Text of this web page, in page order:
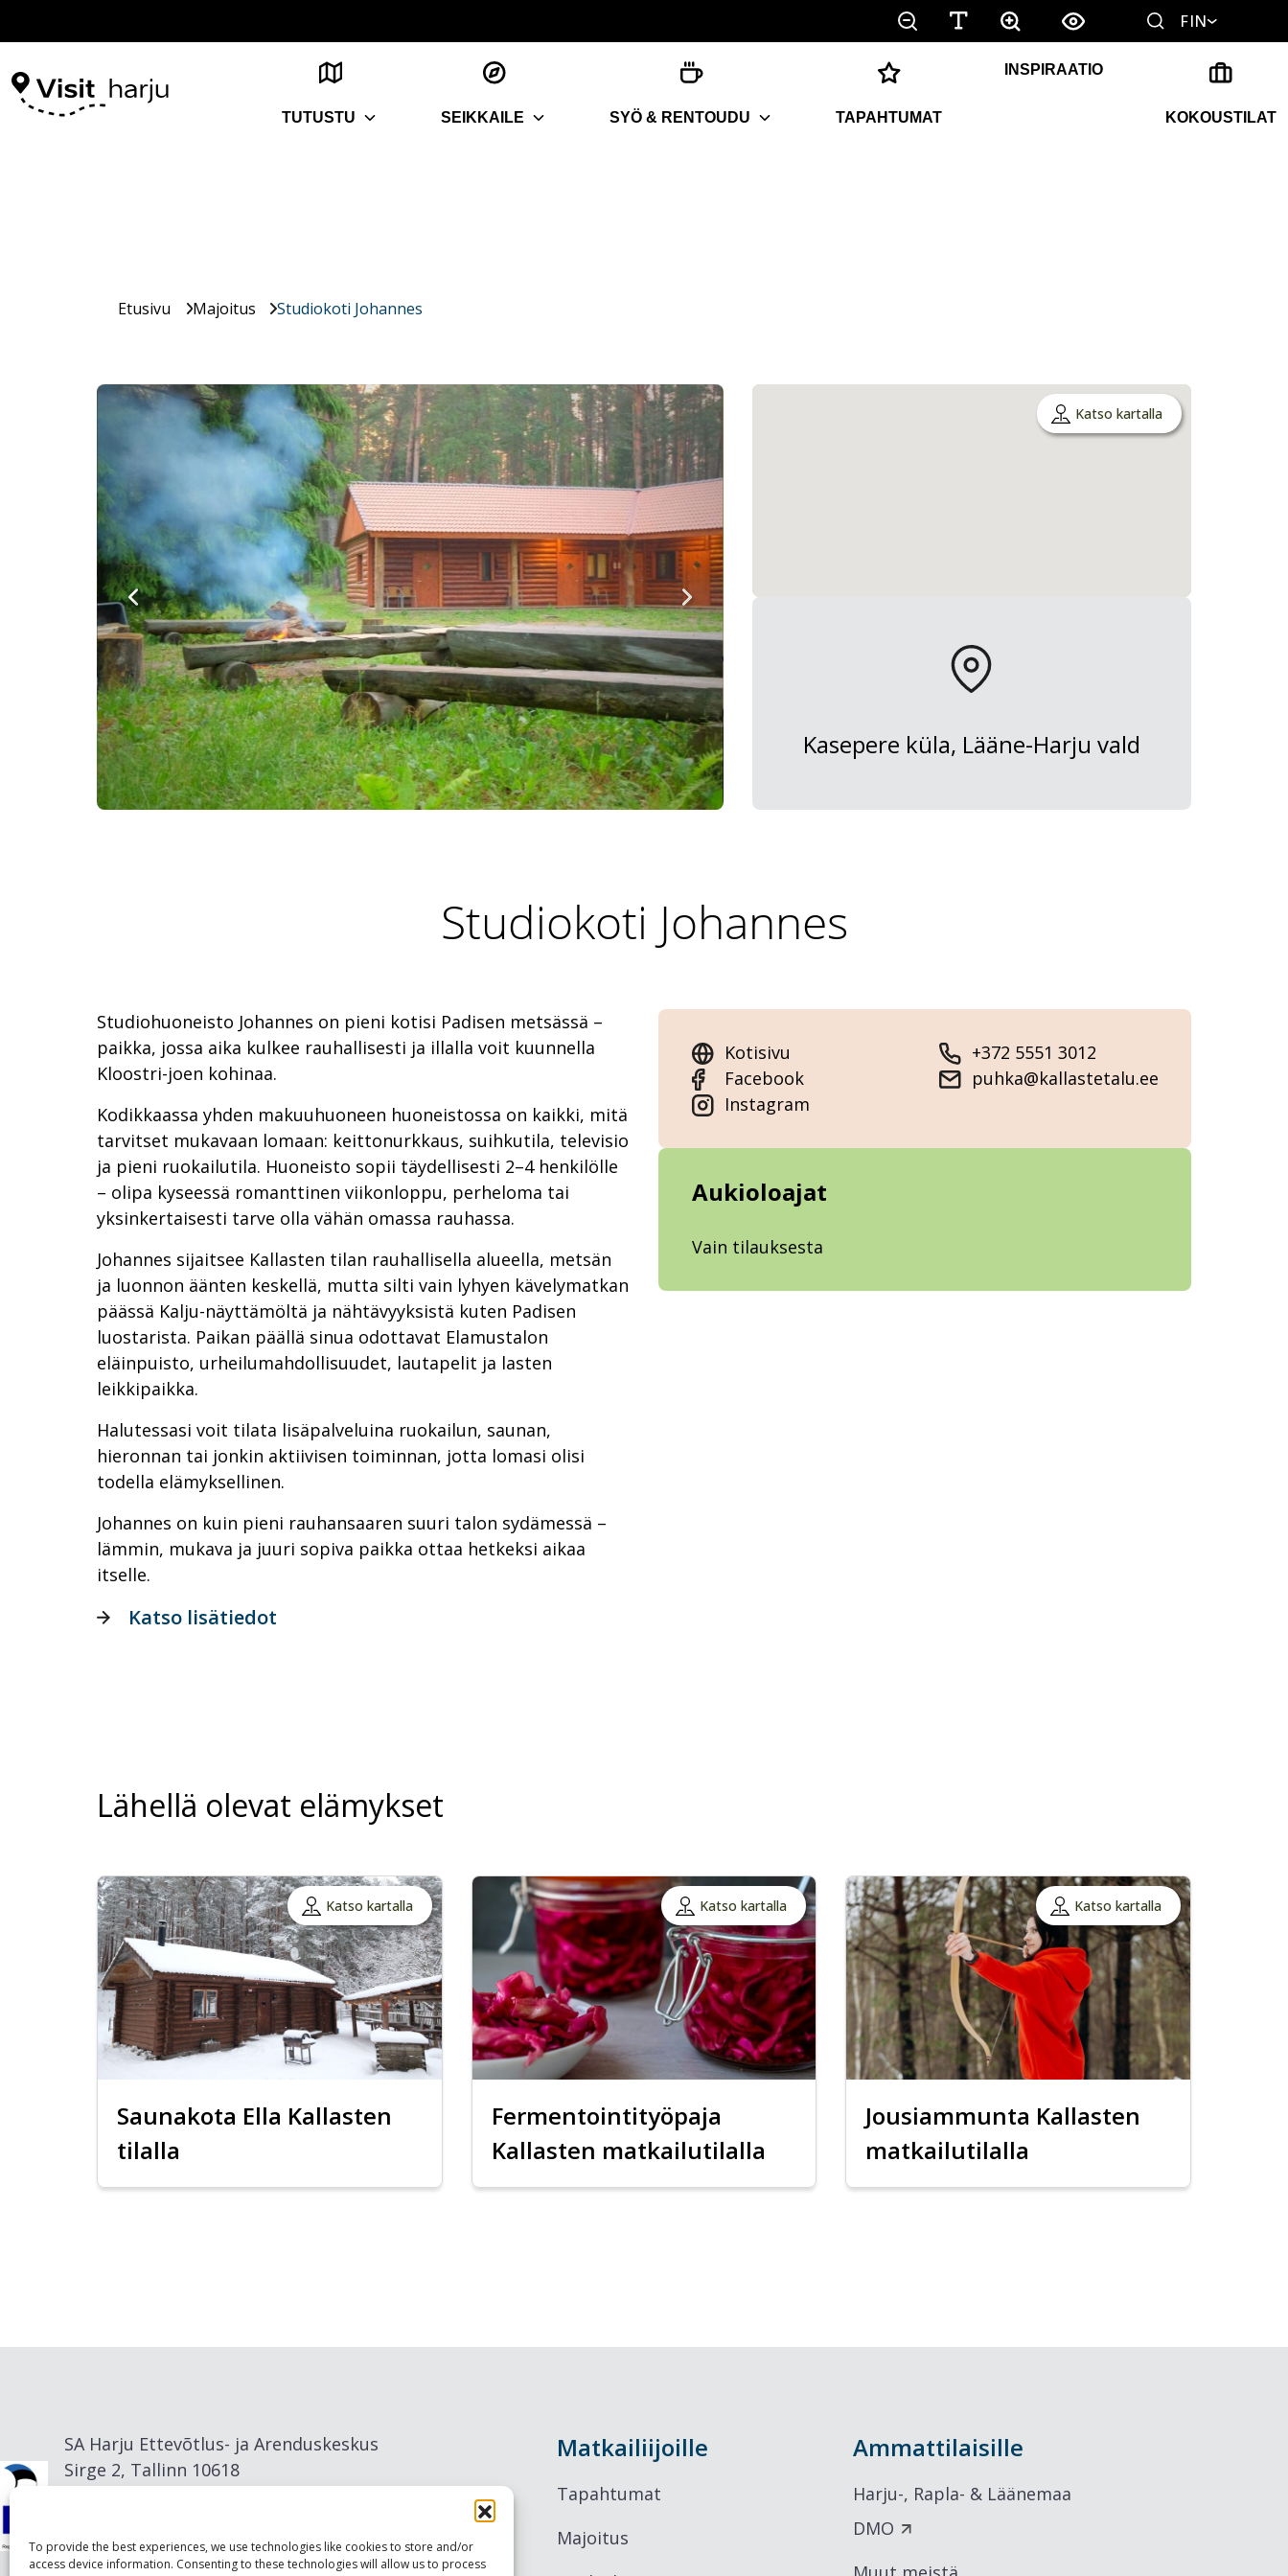
To provide the best experiences, we use technologies like cookies to store and/or
access device information. Consenting to these technologies will allow us to process
FIN
TUTUSTU SEIKKAILE SYÖ & RENTOUDU TAPAHTUMAT
INSPIRAATIO
KOKOUSTILAT
Etusivu Majoitus Studiokoti Johannes
Katso kartalla
Kasepere küla, Lääne-Harju vald
Studiokoti Johannes
Studiohuoneisto Johannes on pieni kotisi Padisen metsässä –
paikka, jossa aika kulkee rauhallisesti ja illalla voit kuunnella
Kloostri-joen kohinaa.
Kodikkaassa yhden makuuhuoneen huoneistossa on kaikki, mitä
tarvitset mukavaan lomaan: keittonurkkaus, suihkutila, televisio
ja pieni ruokailutila. Huoneisto sopii täydellisesti 2–4 henkilölle
– olipa kyseessä romanttinen viikonloppu, perheloma tai
yksinkertaisesti tarve olla vähän omassa rauhassa.
Johannes sijaitsee Kallasten tilan rauhallisella alueella, metsän
ja luonnon äänten keskellä, mutta silti vain lyhyen kävelymatkan
päässä Kalju-näyttämöltä ja nähtävyyksistä kuten Padisen
luostarista. Paikan päällä sinua odottavat Elamustalon
eläinpuisto, urheilumahdollisuudet, lautapelit ja lasten
leikkipaikka.
Halutessasi voit tilata lisäpalveluina ruokailun, saunan,
hieronnan tai jonkin aktiivisen toiminnan, jotta lomasi olisi
todella elämyksellinen.
Johannes on kuin pieni rauhansaaren suuri talon sydämessä –
lämmin, mukava ja juuri sopiva paikka ottaa hetkeksi aikaa
itselle.
Kotisivu
Facebook
Instagram
+372 5551 3012
puhka@kallastetalu.ee
Aukioloajat
Vain tilauksesta
Katso lisätiedot
Lähellä olevat elämykset
Katso kartalla
Saunakota Ella Kallasten
tilalla
Katso kartalla
Fermentointityöpaja
Kallasten matkailutilalla
Katso kartalla
Jousiammunta Kallasten
matkailutilalla
SA Harju Ettevõtlus- ja Arenduskeskus
Sirge 2, Tallinn 10618
Matkailiijoille
Tapahtumat
Majoitus
Ammattilaisille
Harju-, Rapla- & Läänemaa
DMO